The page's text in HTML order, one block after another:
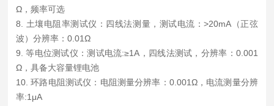
Ω，频率可选
8. 土壤电阻率测试仪：四线法测量，测试电流：>20mA（正弦
波）分辨率：0.01Ω
9. 等电位测试仪：测试电流:≥1A，四线法测试，分辨率：0.001
Ω，具备大容量锂电池
10. 环路电阻测试仪：电阻测量分辨率：0.001Ω，电流测量分辨
率:1μA